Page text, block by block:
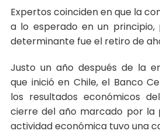
Expertos coinciden en que la
a lo esperado en un
determinante fue el retiro de
Justo un año después de la
que inició en Chile, el Banco
los resultados económicos
cierre del año marcado por la
actividad económica tuvo una